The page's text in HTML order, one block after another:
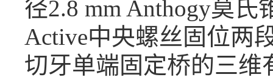
径2.8 mm Anthogy莫氏
Active中央螺丝固位两
切牙单端固定桥的三维